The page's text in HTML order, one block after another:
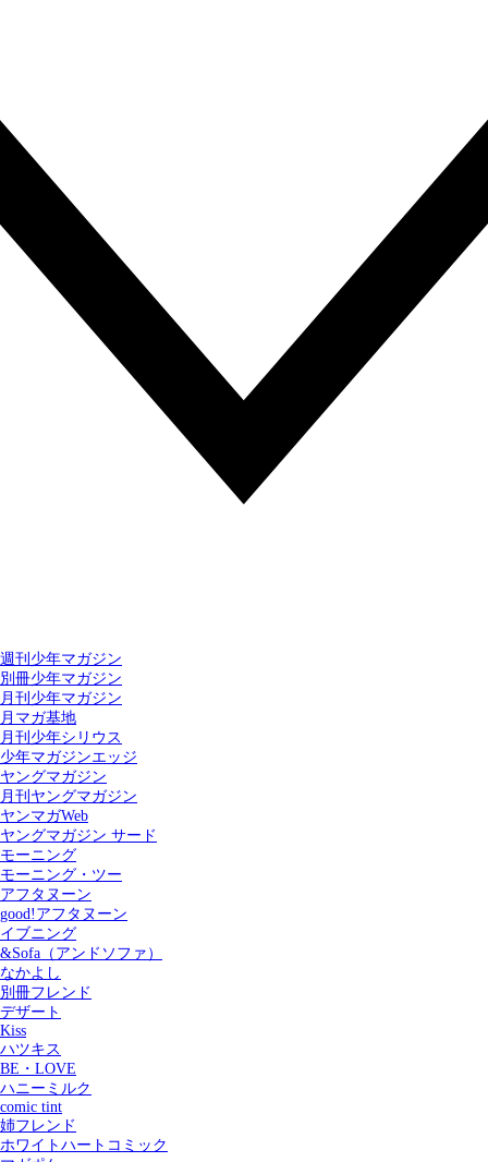
週刊少年マガジン
別冊少年マガジン
月刊少年マガジン
月マガ基地
月刊少年シリウス
少年マガジンエッジ
ヤングマガジン
月刊ヤングマガジン
ヤンマガWeb
ヤングマガジン サード
モーニング
モーニング・ツー
アフタヌーン
good!アフタヌーン
イブニング
&Sofa（アンドソファ）
なかよし
別冊フレンド
デザート
Kiss
ハツキス
BE・LOVE
ハニーミルク
comic tint
姉フレンド
ホワイトハートコミック